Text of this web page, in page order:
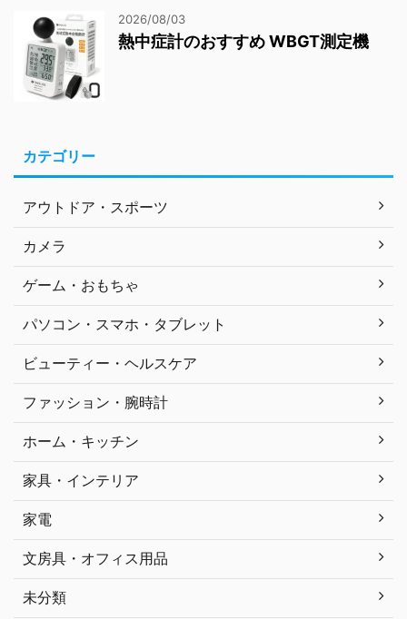
2026/08/03
熱中症計のおすすめ WBGT測定機
カテゴリー
アウトドア・スポーツ
カメラ
ゲーム・おもちゃ
パソコン・スマホ・タブレット
ビューティー・ヘルスケア
ファッション・腕時計
ホーム・キッチン
家具・インテリア
家電
文房具・オフィス用品
未分類